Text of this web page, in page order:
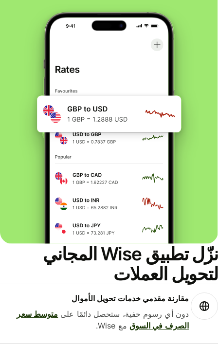
نزّل تطبيق Wise المجاني
العملات
مقارنة مقدمي خدمات تحويل الأموال
دون أي رسوم خفية، ستحصل دائمًا علىمتوسط ​​سعر
الصرف في السوقمع Wise.